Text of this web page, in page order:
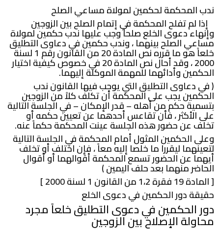
ندب المحكمة لحكمين لمولاة مساعي الصلح
إذا لم تفلح المحكمة في إتمام الصلح بين الزوجين
وإنهاء دعوى الخلع صلحاً وجب عليها ندب حكمين لمولاة
مساعي الصلح بينهما ، وندب حكمين في دعاوى التطليق
خلعاً هو ما قرره نص المادة 20 من القانون رقم 1 لسنة
2000 ، وقد أحال نص المادة 20 في خصوص كيفية اختيار
الحكمين وأدائهما للمهمة الموكلة إليهما.
( في دعاوى التطليق التي يوجب فيها القانون ندب
الحكمين يجب على المحكمة أن تكلف كلاً من الزوجين
بتسمية حكم من أهله – قدر الإمكان – في الجلسة التالية
على الأكثر ، فأن تقاعس أحدهما عن تعيين حكمه أو
تخلف عن حضور هذه الجلسة عينت المحكمة حكماً عنه.
وعلى الحكمين المثول أمام المحكمة في الجلسة التالية
لتعينهما ليقررا ما خلصا إليه معاً ، فإن اختلف أو تخلف
أيهما عن الحضور تسمع المحكمة أقوالهما أو أقوال
الحاضر منهما بعد حلف اليمين )
[ المادة 19 فقرة 1،2 من القانون 1 لسنة 2000 ]
حقيقة دور الحكمين في دعوى الخلع
دور الحكمين في دعوى التطليق خلعاً مجرد
محاولة الإصلاح بين الزوجين